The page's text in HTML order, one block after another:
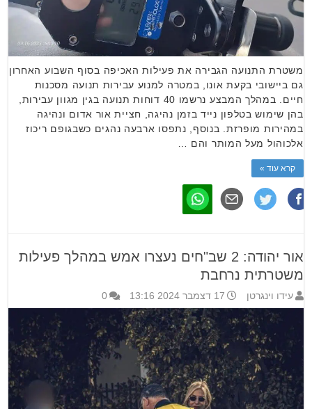
משטרת התנועה הגבירה את פעילות האכיפה בסוף השבוע האחרון
גם ביישובי בקעת אונו, במטרה למנוע עבירות תנועה מסכנות
חיים. במהלך המבצע נרשמו 40 דוחות תנועה בגין מגוון עבירות,
בהן שימוש בטלפון נייד בזמן נהיגה, חציית אור אדום ונהיגה
במהירות מופרזת. בנוסף, נתפסו ארבעה נהגים כשבגופם ריכוז
אלכוהול מעל המותר והם …
קרא עוד »
אור יהודה: 2 שב"חים נעצרו אמש במהלך פעילות
משטרתית נרחבת
עידו וינגרטן 17 דצמבר 2024 13:16 0